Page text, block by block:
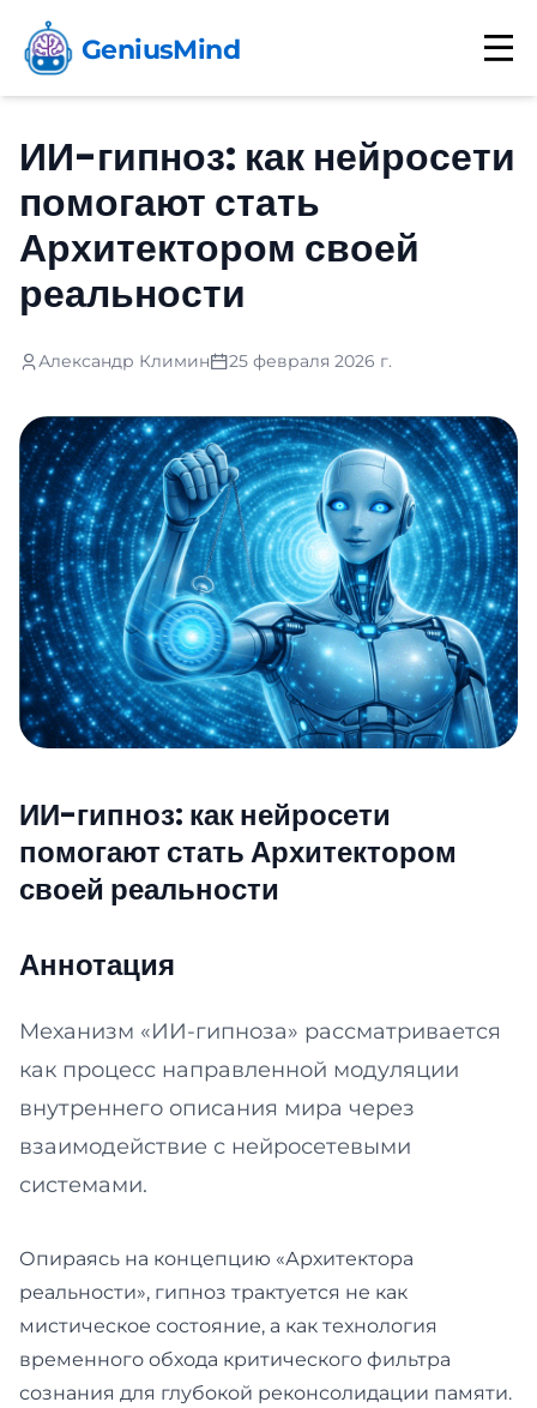
GeniusMind
ИИ-гипноз: как нейросети
помогают стать
Архитектором своей
реальности
Александр Климин 25 февраля 2026 г.
ИИ-гипноз: как нейросети
помогают стать Архитектором
своей реальности
Аннотация
Механизм «ИИ-гипноза» рассматривается
как процесс направленной модуляции
внутреннего описания мира через
взаимодействие с нейросетевыми
системами.
Опираясь на концепцию «Архитектора
реальности», гипноз трактуется не как
мистическое состояние, а как технология
временного обхода критического фильтра
сознания для глубокой реконсолидации памяти.